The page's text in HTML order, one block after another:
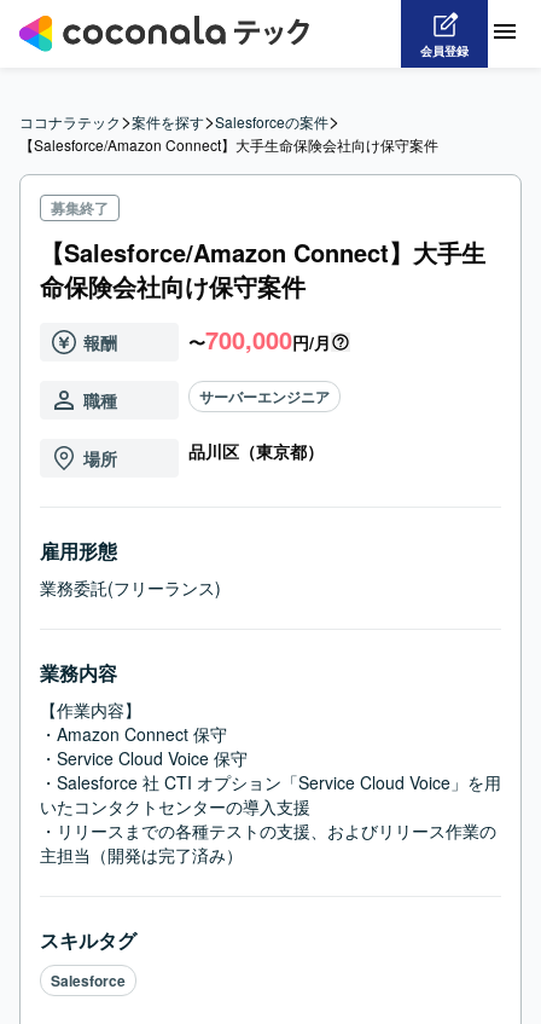
会員登録
ココナラテック>案件を探す>Salesforceの案件>
【Salesforce/Amazon Connect】大手生命保険会社向け保守案件
募集終了
【Salesforce/Amazon Connect】大手生
命保険会社向け保守案件
報酬 〜700,000円/月
職種 サーバーエンジニア
場所 品川区（東京都）
雇用形態
業務委託(フリーランス)
業務内容
【作業内容】
・Amazon Connect 保守
・Service Cloud Voice 保守
・Salesforce 社 CTI オプション「Service Cloud Voice」を用
いたコンタクトセンターの導入支援
・リリースまでの各種テストの支援、およびリリース作業の
主担当（開発は完了済み）
スキルタグ
Salesforce